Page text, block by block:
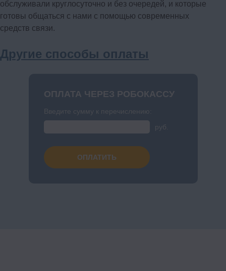
обслуживали круглосуточно и без очередей, и которые
готовы общаться с нами с помощью современных
средств связи.
Другие способы оплаты
ОПЛАТА ЧЕРЕЗ РОБОКАССУ
Введите сумму к перечислению:
руб.
ОПЛАТИТЬ